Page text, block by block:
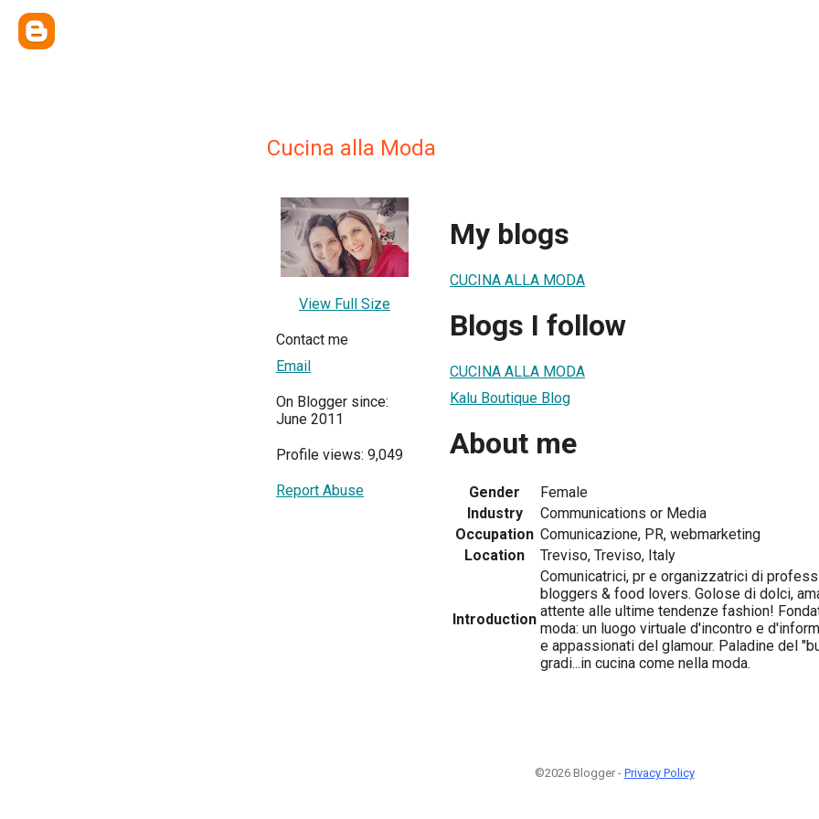
Cucina alla Moda
View Full Size
Contact me
Email
On Blogger since:
June 2011
Profile views: 9,049
Report Abuse
My blogs
CUCINA ALLA MODA
Blogs I follow
CUCINA ALLA MODA
Kalu Boutique Blog
About me
Gender
Female
Industry
Communications or Media
Occupation Comunicazione, PR, webmarketing
Location
Treviso, Treviso, Italy
Introduction
Comunicatrici, pr e organizzatrici di
bloggers & food lovers. Golose di dolci,
attente alle ultime tendenze fashion!
moda: un luogo virtuale d'incontro e
e appassionati del glamour. Paladine del
gradi...in cucina come nella moda.
©2026 Blogger - Privacy Policy